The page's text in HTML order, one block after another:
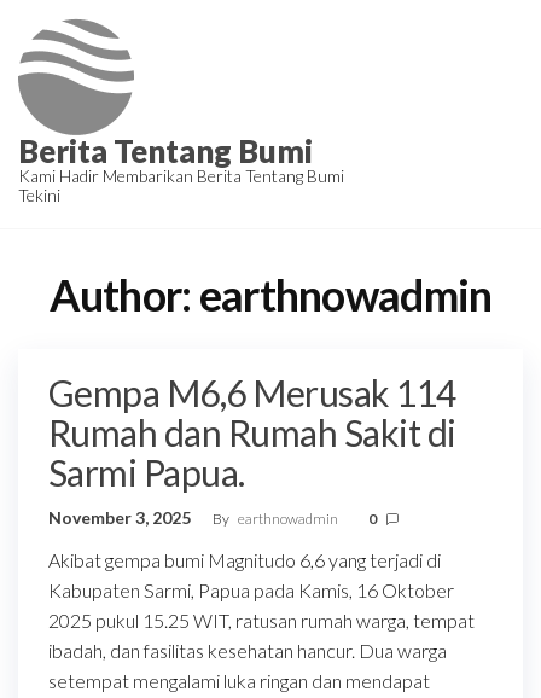
the
content
Berita Tentang Bumi
Kami Hadir Membarikan Berita Tentang Bumi
Tekini
Author: earthnowadmin
Gempa M6,6 Merusak 114
Rumah dan Rumah Sakit di
Sarmi Papua.
November 3, 2025 By earthnowadmin 0
Akibat gempa bumi Magnitudo 6,6 yang terjadi di
Kabupaten Sarmi, Papua pada Kamis, 16 Oktober
2025 pukul 15.25 WIT, ratusan rumah warga, tempat
ibadah, dan fasilitas kesehatan hancur. Dua warga
setempat mengalami luka ringan dan mendapat